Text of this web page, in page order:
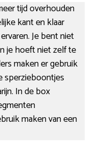
tijd overhouden
kant en klaar
Je bent niet
je hoeft niet zelf te
maken er gebruik
sperzieboontjes
In de box
maken van een